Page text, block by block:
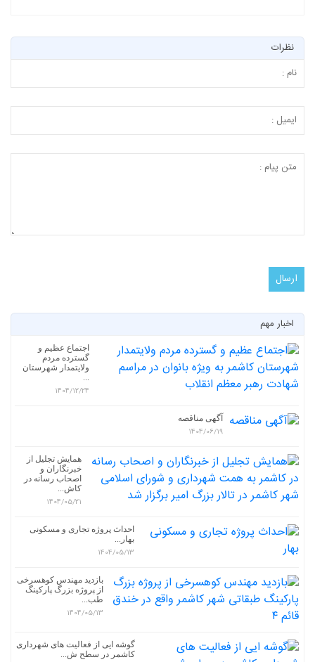
نظرات
اخبار مهم
اجتماع عظیم و
گسترده مردم
ولایتمدار شهرستان
...
1404/12/24
آگهی مناقصه
1404/06/19
همایش تجلیل از
خبرنگاران و
اصحاب رسانه در
کاش...
1404/05/21
احداث پروژه تجاری و مسکونی
بهار...
1404/05/13
بازدید مهندس کوهسرخی
از پروژه بزرگ پارکینگ
طب...
1404/05/13
گوشه ایی از فعالیت های شهرداری
کاشمر در سطح ش...